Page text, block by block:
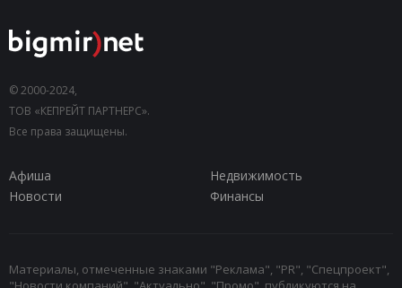
© 2000-2024,
ТОВ «КЕПРЕЙТ ПАРТНЕРС».
Все права защищены.
Афиша
Недвижимость
Новости
Финансы
Материалы, отмеченные знаками "Реклама", "PR", "Спецпроект",